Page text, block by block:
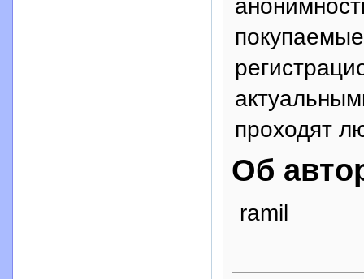
проходят
Об
ramil